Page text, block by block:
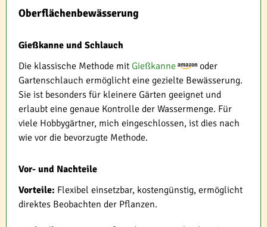
Oberflächenbewässerung
Gießkanne und Schlauch
Die klassische Methode mit Gießkanne
oder
Gartenschlauch ermöglicht eine gezielte Bewässerung.
Sie ist besonders für kleinere Gärten geeignet und
erlaubt eine genaue Kontrolle der Wassermenge. Für
viele Hobbygärtner, mich eingeschlossen, ist dies nach
wie vor die bevorzugte Methode.
Vor- und Nachteile
Vorteile: Flexibel einsetzbar, kostengünstig, ermöglicht
direktes Beobachten der Pflanzen.